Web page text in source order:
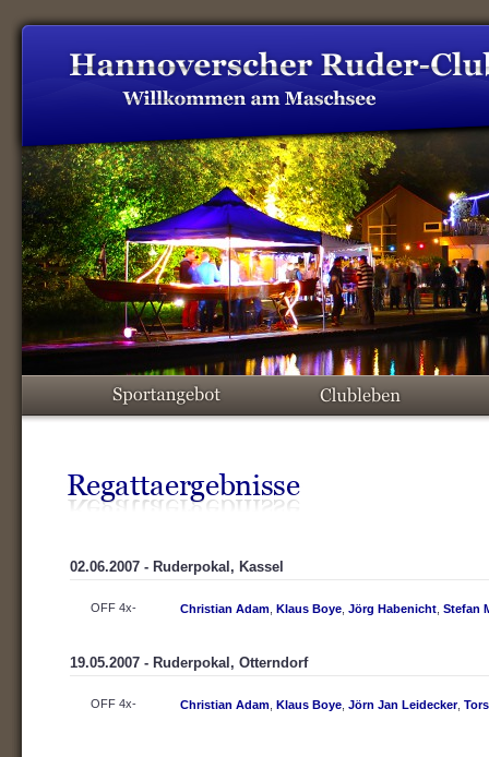
02.06.2007 - Ruderpokal, Kassel
OFF 4x- Christian Adam Klaus Boye Jörg Habenicht Stefan
19.05.2007 - Ruderpokal, Otterndorf
OFF 4x- Christian Adam Klaus Boye Jörn Jan Leidecker,